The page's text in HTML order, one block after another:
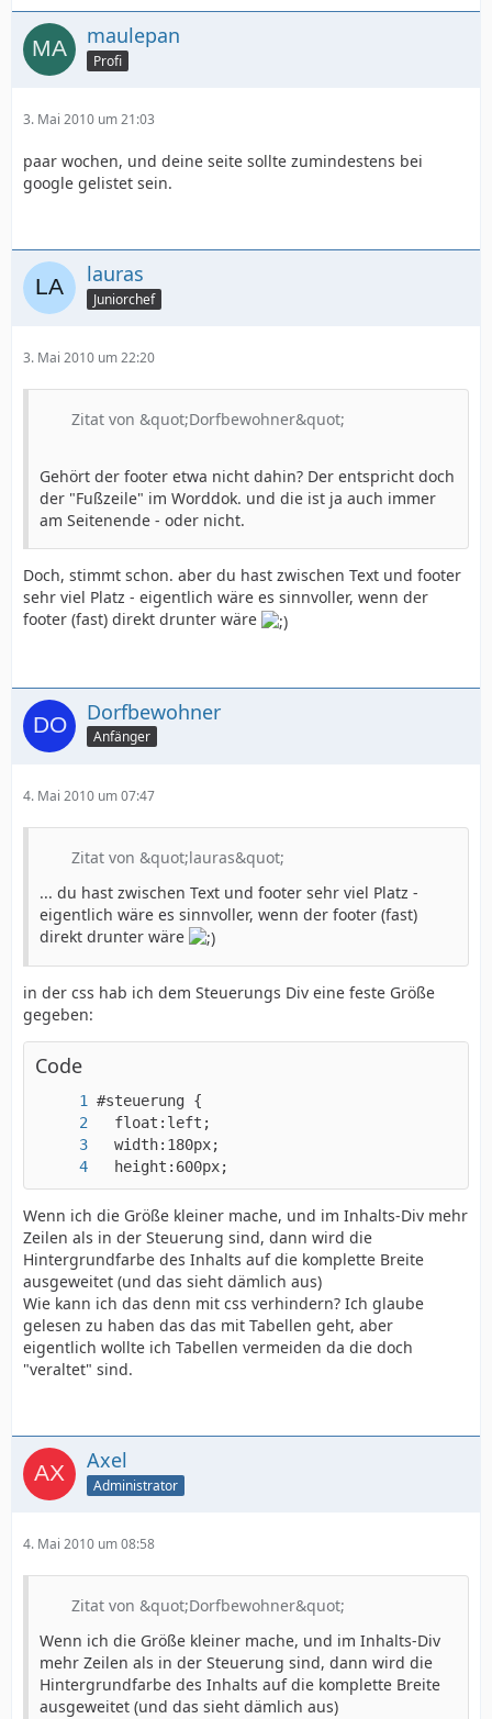
maulepan
Profi
3. Mai 2010 um 21:03
paar wochen, und deine seite sollte zumindestens bei
google gelistet sein.
lauras
Juniorchef
3. Mai 2010 um 22:20
Zitat von &quot;Dorfbewohner&quot;
Gehört der footer etwa nicht dahin? Der entspricht doch
der "Fußzeile" im Worddok. und die ist ja auch immer
am Seitenende - oder nicht.
Doch, stimmt schon. aber du hast zwischen Text und footer
sehr viel Platz - eigentlich wäre es sinnvoller, wenn der
footer (fast) direkt drunter wäre
Dorfbewohner
Anfänger
4. Mai 2010 um 07:47
Zitat von &quot;lauras&quot;
... du hast zwischen Text und footer sehr viel Platz -
eigentlich wäre es sinnvoller, wenn der footer (fast)
direkt drunter wäre
in der css hab ich dem Steuerungs Div eine feste Größe
gegeben:
Code
  height:600px;
Wenn ich die Größe kleiner mache, und im Inhalts-Div mehr
Zeilen als in der Steuerung sind, dann wird die
Hintergrundfarbe des Inhalts auf die komplette Breite
ausgeweitet (und das sieht dämlich aus)
Wie kann ich das denn mit css verhindern? Ich glaube
gelesen zu haben das das mit Tabellen geht, aber
eigentlich wollte ich Tabellen vermeiden da die doch
"veraltet" sind.
Axel
Administrator
4. Mai 2010 um 08:58
Zitat von &quot;Dorfbewohner&quot;
Wenn ich die Größe kleiner mache, und im Inhalts-Div
mehr Zeilen als in der Steuerung sind, dann wird die
Hintergrundfarbe des Inhalts auf die komplette Breite
ausgeweitet (und das sieht dämlich aus)